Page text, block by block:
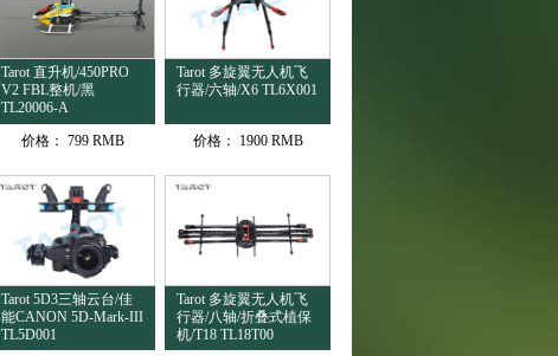
Tarot 直升机/450PRO
V2 FBL整机/黑
TL20006-A
价格： 799 RMB
Tarot 多旋翼无人机飞
行器/六轴/X6 TL6X001
价格： 1900 RMB
Tarot 5D3三轴云台/佳
能CANON 5D-Mark-III
TL5D001
Tarot 多旋翼无人机飞
行器/八轴/折叠式植保
机/T18 TL18T00